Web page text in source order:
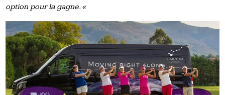
option pour la gagne. «